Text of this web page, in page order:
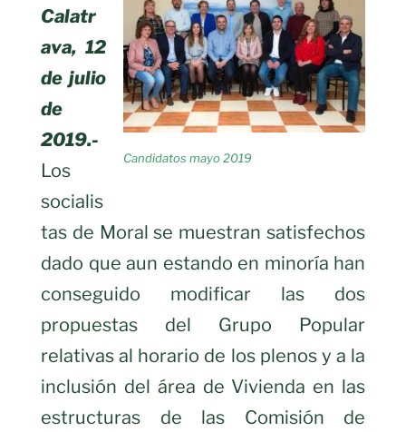
Candidatos mayo 2019
Calatr
ava, 12
de julio
de
2019.-
Los
socialis
tas de Moral se muestran satisfechos
dado que aun estando en minoría han
conseguido modificar las dos
propuestas del Grupo Popular
relativas al horario de los plenos y a la
inclusión del área de Vivienda en las
estructuras de las Comisión de